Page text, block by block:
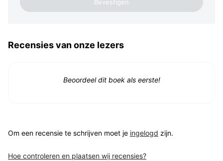
Recensies van onze lezers
Beoordeel dit boek als eerste!
Om een recensie te schrijven moet je ingelogd zijn.
Hoe controleren en plaatsen wij recensies?